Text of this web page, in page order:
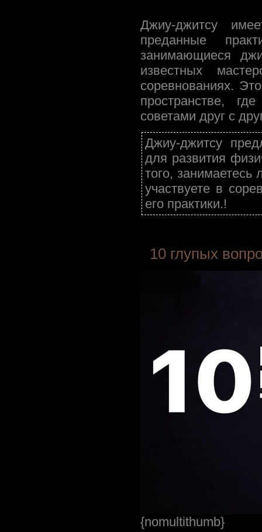
Джиу-джитсу
преданные
занимающиеся
известных
соревнованиях.
пространстве,
советами друг с
Джиу-джитсу
для развития
того,
участвуете в
его практики.!
10 глупых
{nomultithumb}